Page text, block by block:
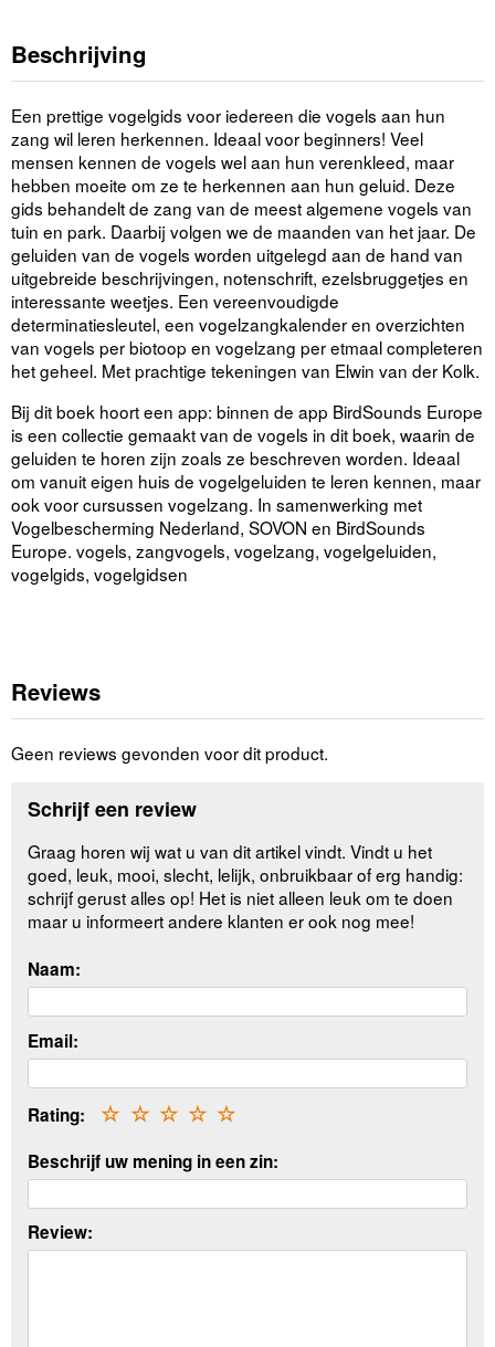
Beschrijving
Een prettige vogelgids voor iedereen die vogels aan hun
zang wil leren herkennen. Ideaal voor beginners! Veel
mensen kennen de vogels wel aan hun verenkleed, maar
hebben moeite om ze te herkennen aan hun geluid. Deze
gids behandelt de zang van de meest algemene vogels van
tuin en park. Daarbij volgen we de maanden van het jaar. De
geluiden van de vogels worden uitgelegd aan de hand van
uitgebreide beschrijvingen, notenschrift, ezelsbruggetjes en
interessante weetjes. Een vereenvoudigde
determinatiesleutel, een vogelzangkalender en overzichten
van vogels per biotoop en vogelzang per etmaal completeren
het geheel. Met prachtige tekeningen van Elwin van der Kolk.
Bij dit boek hoort een app: binnen de app BirdSounds Europe
is een collectie gemaakt van de vogels in dit boek, waarin de
geluiden te horen zijn zoals ze beschreven worden. Ideaal
om vanuit eigen huis de vogelgeluiden te leren kennen, maar
ook voor cursussen vogelzang. In samenwerking met
Vogelbescherming Nederland, SOVON en BirdSounds
Europe. vogels, zangvogels, vogelzang, vogelgeluiden,
vogelgids, vogelgidsen
Reviews
Geen reviews gevonden voor dit product.
Schrijf een review
Graag horen wij wat u van dit artikel vindt. Vindt u het
goed, leuk, mooi, slecht, lelijk, onbruikbaar of erg handig:
schrijf gerust alles op! Het is niet alleen leuk om te doen
maar u informeert andere klanten er ook nog mee!
Naam:
Email:
Rating: ☆
☆
☆
☆
☆
Beschrijf uw mening in een zin:
Review: